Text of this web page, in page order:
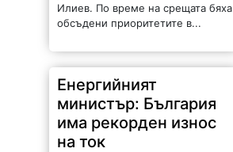
Илиев. По време на срещата бяха
обсъдени приоритетите в...
Енергийният
министър: България
има рекорден износ
на ток